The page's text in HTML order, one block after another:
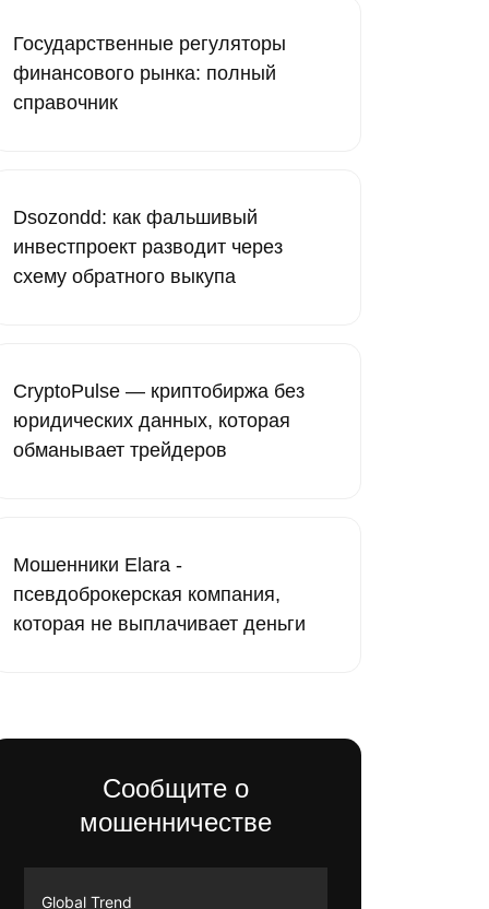
Государственные регуляторы
финансового рынка: полный
справочник
Dsozondd: как фальшивый
инвестпроект разводит через
схему обратного выкупа
CryptoPulse — криптобиржа без
юридических данных, которая
обманывает трейдеров
Мошенники Elara -
псевдоброкерская компания,
которая не выплачивает деньги
Сообщите о
мошенничестве